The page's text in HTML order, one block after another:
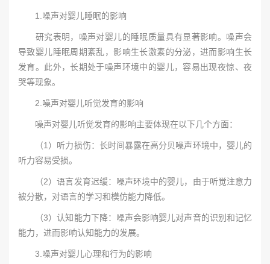
1.噪声对婴儿睡眠的影响
研究表明，噪声对婴儿的睡眠质量具有显著影响。噪声会
导致婴儿睡眠周期紊乱，影响生长激素的分泌，进而影响生长
发育。此外，长期处于噪声环境中的婴儿，容易出现夜惊、夜
哭等现象。
2.噪声对婴儿听觉发育的影响
噪声对婴儿听觉发育的影响主要体现在以下几个方面：
（1）听力损伤：长时间暴露在高分贝噪声环境中，婴儿的
听力容易受损。
（2）语言发育迟缓：噪声环境中的婴儿，由于听觉注意力
被分散，对语言的学习和模仿能力降低。
（3）认知能力下降：噪声会影响婴儿对声音的识别和记忆
能力，进而影响认知能力的发展。
3.噪声对婴儿心理和行为的影响